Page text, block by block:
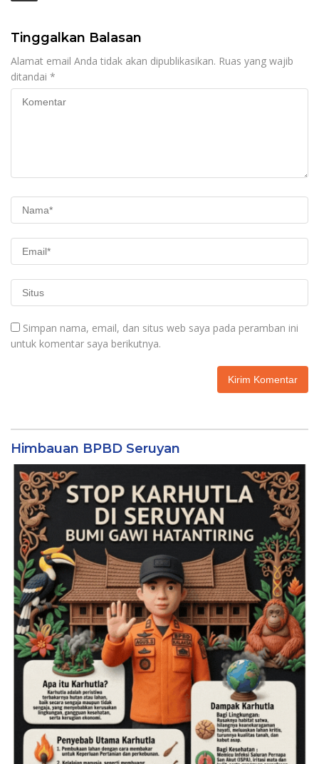
Tinggalkan Balasan
Alamat email Anda tidak akan dipublikasikan. Ruas yang wajib
ditandai *
Simpan nama, email, dan situs web saya pada peramban ini
untuk komentar saya berikutnya.
Himbauan BPBD Seruyan